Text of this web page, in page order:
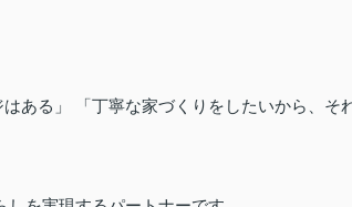
ある」 「丁寧な家づくりをしたいから、そ